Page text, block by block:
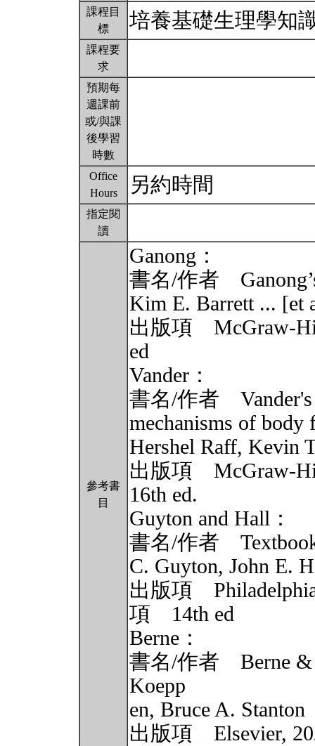
課程目
標
培養基礎生理學知
課程要
求
預期每
週課前
或/與課
後學習
時數
Office
Hours
另約時間
指定閱
讀
參考書
目
Ganong：
書名/作者
Kim E. Barrett ... [et
出版項 McGraw-
ed
Vander：
書名/作者 Vander's
mechanisms of body
Hershel Raff, Kevin
出版項 McGraw-
16th ed.
Guyton and Hall：
書名/作者
C. Guyton, John E.
出版項 Philadelphia
項 14th ed
Berne：
書名/作者 Berne &
Koepp
en, Bruce A. Stanton
出版項 Elsevier,